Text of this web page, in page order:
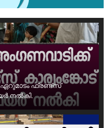
ഏറുമാടം ഫ്രണ്ട്സ്
നൽകി.